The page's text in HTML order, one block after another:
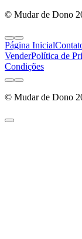
© Mudar de Dono
Página Inicial
VenderPolítica de
Condições
© Mudar de Dono